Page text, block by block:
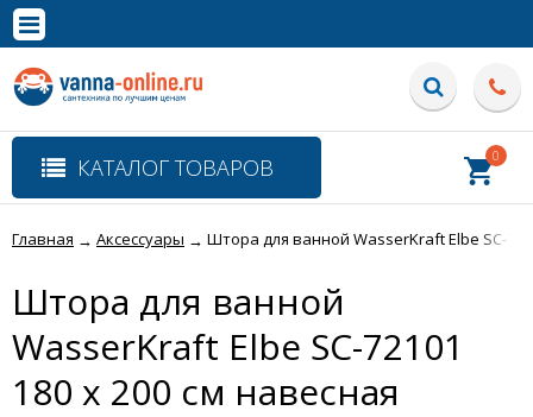
Полная версия сайта
КАТАЛОГ ТОВАРОВ 0
Главная → Аксессуары → Штора для ванной WasserKraft Elbe SC-
Штора для ванной
WasserKraft Elbe SC-72101
180 x 200 см навесная